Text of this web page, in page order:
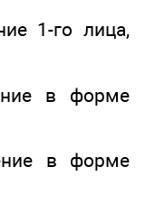
1-го лица,
в форме
в форме